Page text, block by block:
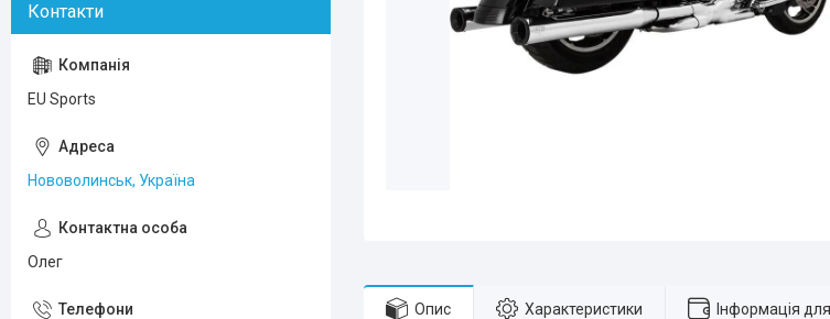
Опис Характеристики Інформація
EU Sports
Нововолинськ, Україна
Олег